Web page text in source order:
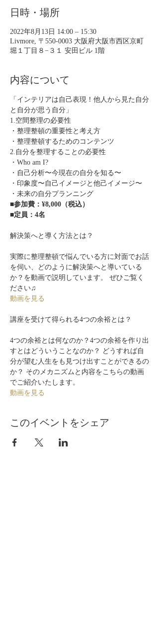
日時・場所
2022年8月13日 14:00 – 15:30
Livmore, 〒550-0003 大阪府大阪市西区京町
堀１丁目８−３１ 安田ビル 1階
内容について
「インテリアは自己表現！他人から見た自分
と自分が思う自分」
1.空間整理の必要性
・整理整頓の重要性と考え方
・整理整頓するためのコンテンツ
2.自分を整理することの必要性
・Who am I?
・自己分析〜今現在の自分を知る〜
・印象度〜自己イメージと他己イメージ〜
・未来の自分プランニング
■参加費：¥8,000（税込）
■定員：4名
実際に整理整頓で悩んでいる方に対面でお話
を伺い、どのように解決策へと導いている
か？を動画で説明しています。 ぜひご覧く
ださい♫
動画を見る
4つの余裕とは何なのか？4つの余裕を作り出
すとはどういうことなのか？ どうすれば自
分が望む人生をも見つけ出すことができるの
か？ そのメカニズムと内容をこちらの動画
でご紹介いたします。
動画を見る
このイベントをシェア